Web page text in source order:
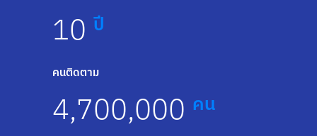
10 ปี
คนติดตาม
4,700,000 คน